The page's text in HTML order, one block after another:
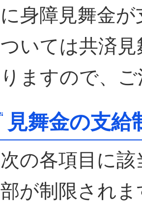
に身障見舞金
ついては共済
りますので、
見舞金の支給
次の各項目に
部が制限されま